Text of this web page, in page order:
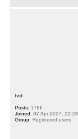
lvd
Posts: 1786
Joined: 07 Apr 2007, 22:28
Group: Registered users